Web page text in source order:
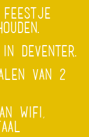
FEESTJE
DEVENTER.
VAN 2
WIFI,